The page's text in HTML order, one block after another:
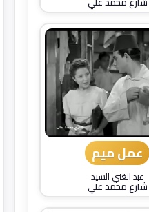
عمل ميم
عبد الغني السيد
شارع محمد علي